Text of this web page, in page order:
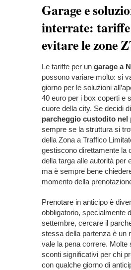
Garage e
interrate: tariffe
evitare le zone
Le tariffe per un garage a
possono variare molto: si
giorno per le soluzioni
40 euro per i box coperti e
cuore della city. Se decidi
parcheggio custodito nel
sempre se la struttura si
della Zona a Traffico
gestiscono direttamente la
della targa alle autorità per
ma è sempre bene
momento della
Prenotare in anticipo è
obbligatorio, specialmente
settembre, cercare il
stessa della partenza è un
vale la pena correre. Molte
sconti significativi per chi
con qualche giorno di